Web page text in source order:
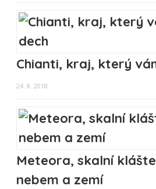
Chianti, kraj, který
24. 8. 2018
Meteora, skalní
nebem a zemí